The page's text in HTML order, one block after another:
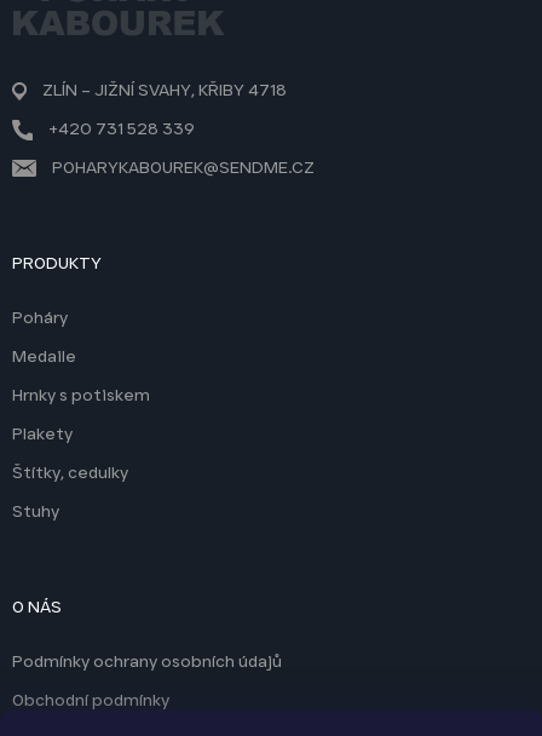
ZLÍN – JIŽNÍ SVAHY, KŘIBY 4718
+420 731 528 339
POHARYKABOUREK@SENDME.CZ
PRODUKTY
Poháry
Medaile
Hrnky s potiskem
Plakety
Štítky, cedulky
Stuhy
O NÁS
Podmínky ochrany osobních údajů
Obchodní podmínky